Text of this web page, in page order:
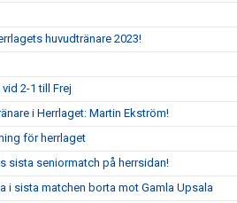
huvudtränare 2023!
2-1 till Frej
i Herrlaget: Martin Ekström!
för herrlaget
sista seniormatch på herrsidan!
i sista matchen borta mot Gamla Upsala